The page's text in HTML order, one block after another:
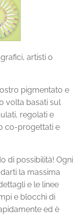
artisti o
pigmentato e
volta basati sul
regolati e
co-progettati e
di possibilità! Ogni
la massima
e le linee
e blocchi di
ed è